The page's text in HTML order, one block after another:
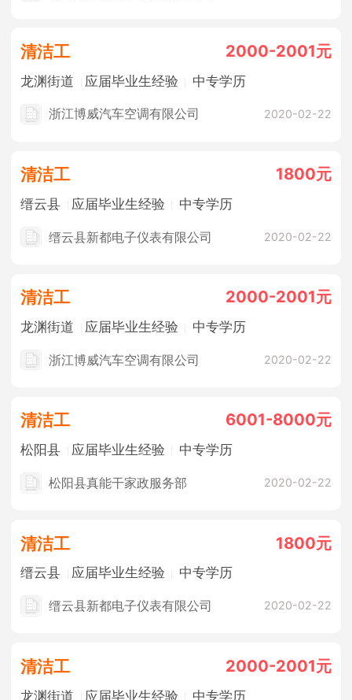
清洁工 2000-2001元
龙渊街道 应届毕业生经验 中专学历
浙江博威汽车空调有限公司 2020-02-22
清洁工 1800元
缙云县 应届毕业生经验 中专学历
缙云县新都电子仪表有限公司 2020-02-22
清洁工 2000-2001元
龙渊街道 应届毕业生经验 中专学历
浙江博威汽车空调有限公司 2020-02-22
清洁工 6001-8000元
松阳县 应届毕业生经验 中专学历
松阳县真能干家政服务部 2020-02-22
清洁工 1800元
缙云县 应届毕业生经验 中专学历
缙云县新都电子仪表有限公司 2020-02-22
清洁工 2000-2001元
龙渊街道 应届毕业生经验 中专学历